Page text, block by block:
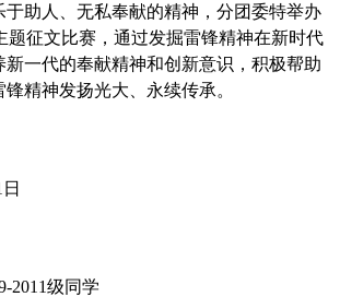
于助人、无私奉献的精神，分团委特举办
题征文比赛，通过发掘雷锋精神在新时代
新一代的奉献精神和创新意识， 积极帮助
精神发扬光大、永续传承。
2011级同学